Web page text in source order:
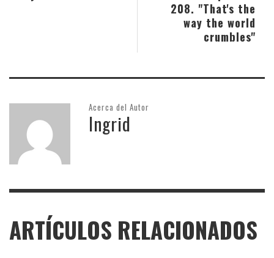
208. "That's the
way the world
crumbles"
Acerca del Autor
Ingrid
ARTÍCULOS RELACIONADOS